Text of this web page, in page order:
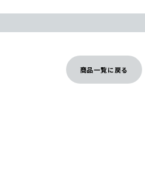
商品一覧に戻る